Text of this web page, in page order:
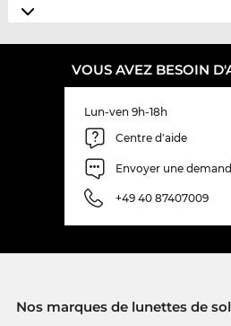
VOUS AVEZ BESOIN
Lun-ven 9h-18h
Centre d'aide
Envoyer une
+49 40 87407009
Nos marques de lunettes de